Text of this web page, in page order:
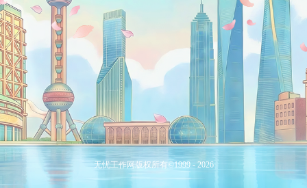
无忧工作网版权所有©1999 -2026